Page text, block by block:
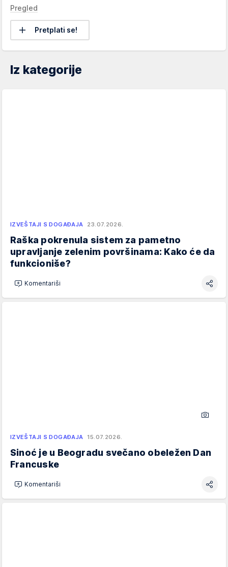
Pregled
Pretplati se!
Iz kategorije
IZVEŠTAJI S DOGAĐAJA 23.07.2026.
Raška pokrenula sistem za pametno
upravljanje zelenim površinama: Kako će da
funkcioniše?
Komentariši
IZVEŠTAJI S DOGAĐAJA 15.07.2026.
Sinoć je u Beogradu svečano obeležen Dan
Francuske
Komentariši